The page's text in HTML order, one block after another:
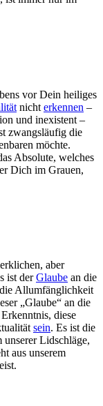
vor Dein heiliges
nicht erkennen –
und inexistent –
zwangsläufig die
möchte.
Absolute, welches
Dich im Grauen,
aber
ist derGlaube an die
Allumfänglichkeit
„Glaube“ an die
diese
sein. Es ist die
unserer Lidschläge,
aus unserem